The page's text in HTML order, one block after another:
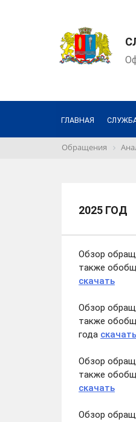
ГЛАВНАЯ
Обращения
2025 ГОД
Обзор
также
скачать
Обзор
также
года скачать
Обзор
также
скачать
Обзор